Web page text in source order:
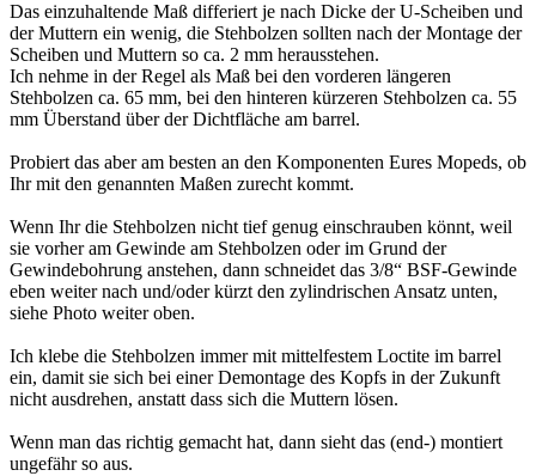
Das einzuhaltende Maß differiert je nach Dicke der U-Scheiben und
der Muttern ein wenig, die Stehbolzen sollten nach der Montage der
Scheiben und Muttern so ca. 2 mm herausstehen.
Ich nehme in der Regel als Maß bei den vorderen längeren
Stehbolzen ca. 65 mm, bei den hinteren kürzeren Stehbolzen ca. 55
mm Überstand über der Dichtfläche am barrel.
Probiert das aber am besten an den Komponenten Eures Mopeds, ob
Ihr mit den genannten Maßen zurecht kommt.
Wenn Ihr die Stehbolzen nicht tief genug einschrauben könnt, weil
sie vorher am Gewinde am Stehbolzen oder im Grund der
Gewindebohrung anstehen, dann schneidet das 3/8“ BSF-Gewinde
eben weiter nach und/oder kürzt den zylindrischen Ansatz unten,
siehe Photo weiter oben.
Ich klebe die Stehbolzen immer mit mittelfestem Loctite im barrel
ein, damit sie sich bei einer Demontage des Kopfs in der Zukunft
nicht ausdrehen, anstatt dass sich die Muttern lösen.
Wenn man das richtig gemacht hat, dann sieht das (end-) montiert
ungefähr so aus.